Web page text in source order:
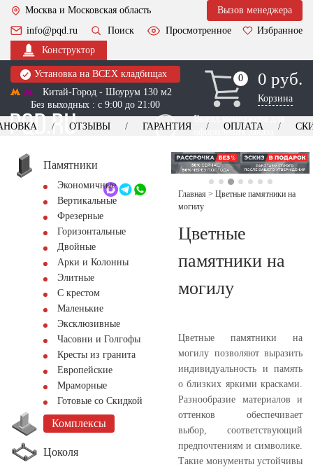
Москва и Московская область
Вызов менеджера
info@pqd.ru
Поиск Просмотренное
Избранное
Конструктор
Установка на ВСЕХ кладбищах
Китай-Город - Шоурум 130 м2
Без выходных : с 9:00 до 21:00
0
0 0 руб.
Корзина
Выезд менеджера для
оформления заказа
+7 (495) 518-44-23
Обратный звонок
ОТЗЫВЫ ГАРАНТИЯ ОПЛАТА
Памятники
Экономичные
Вертикальные
Фрезерные
Горизонтальные
Двойные
Арки и Колонны
Элитные
С крестом
Маленькие
Эксклюзивные
Часовни и Голгофы
Кресты из гранита
Европейские
Мраморные
Готовые со Скидкой
Комплексы
Цоколя
Главная > Цветные памятники на
могилу
Цветные
памятники на
могилу
Цветные памятники на
могилу позволяют выразить
индивидуальность и память
о близких яркими красками.
Разнообразие материалов и
оттенков обеспечивает
выбор, соответствующий
предпочтениям и символике.
Такие монументы устойчивы